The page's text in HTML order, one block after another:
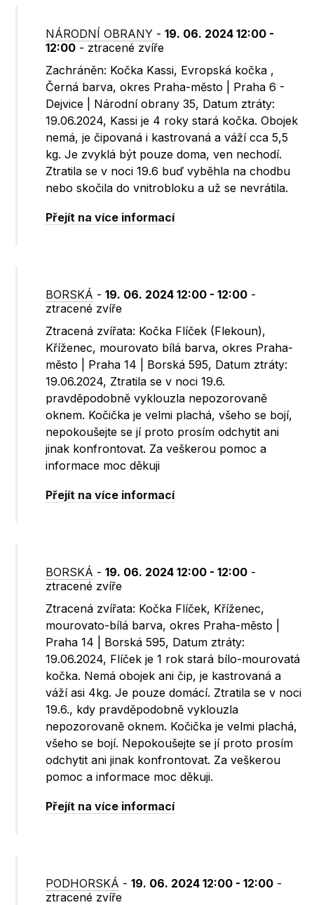
NÁRODNÍ OBRANY -19. 06. 2024 12:00 -
12:00 - ztracené zvíře
Zachráněn: Kočka Kassi, Evropská kočka ,
Černá barva, okres Praha-město | Praha 6 -
Dejvice | Národní obrany 35, Datum ztráty:
19.06.2024, Kassi je 4 roky stará kočka. Obojek
nemá, je čipovaná i kastrovaná a váží cca 5,5
kg. Je zvyklá být pouze doma, ven nechodí.
Ztratila se v noci 19.6 buď vyběhla na chodbu
nebo skočila do vnitrobloku a už se nevrátila.
Přejít na více informací
BORSKÁ -19. 06. 2024 12:00 - 12:00 -
ztracené zvíře
Ztracená zvířata: Kočka Flíček (Flekoun),
Kříženec, mourovato bílá barva, okres Praha-
město | Praha 14 | Borská 595, Datum ztráty:
19.06.2024, Ztratila se v noci 19.6.
pravděpodobně vyklouzla nepozorovaně
oknem. Kočička je velmi plachá, všeho se bojí,
nepokoušejte se jí proto prosím odchytit ani
jinak konfrontovat. Za veškerou pomoc a
informace moc děkuji
Přejít na více informací
BORSKÁ -19. 06. 2024 12:00 - 12:00 -
ztracené zvíře
Ztracená zvířata: Kočka Flíček, Kříženec,
mourovato-bílá barva, okres Praha-město |
Praha 14 | Borská 595, Datum ztráty:
19.06.2024, Flíček je 1 rok stará bílo-mourovatá
kočka. Nemá obojek ani čip, je kastrovaná a
váží asi 4kg. Je pouze domácí. Ztratila se v noci
19.6., kdy pravděpodobně vyklouzla
nepozorovaně oknem. Kočička je velmi plachá,
všeho se bojí. Nepokoušejte se jí proto prosím
odchytit ani jinak konfrontovat. Za veškerou
pomoc a informace moc děkuji.
Přejít na více informací
PODHORSKÁ -19. 06. 2024 12:00 - 12:00 -
ztracené zvíře